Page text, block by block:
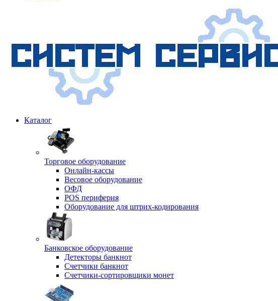
Каталог
Торговое оборудование
Онлайн-кассы
Весовое оборудование
ОФД
POS периферия
Оборудование для штрих-кодирования
Банковское оборудование
Детекторы банкнот
Счетчики банкнот
Счетчики-сортировщики монет